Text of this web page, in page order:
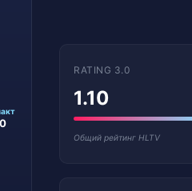
RATING 3.0
1.10
Общий рейтинг HLTV